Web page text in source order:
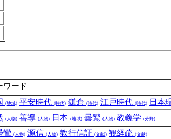
ワード
(地域) 平安時代 (時代) 鎌倉 (時代) 江戸時代 (時代) 日本
(人物) 善導 (人物) 日本 (地域) 曇鸞 (人物) 教義学 (分野)
鸞 (人物) 源信 (人物) 教行信証 (文献) 観経疏 (文献)